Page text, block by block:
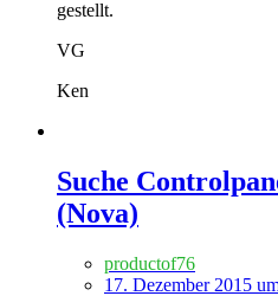
gestellt.
VG
Ken
Suche
(Nova)
productof76
17. Dezember 2015